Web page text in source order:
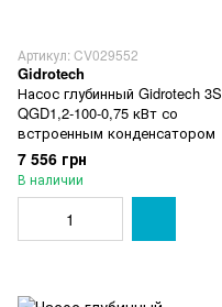
Артикул: CV029552
Gidrotech
Насос глубинный Gidrotech 3S
QGD1,2-100-0,75 кВт со
встроенным конденсатором
7 556 грн
В наличии